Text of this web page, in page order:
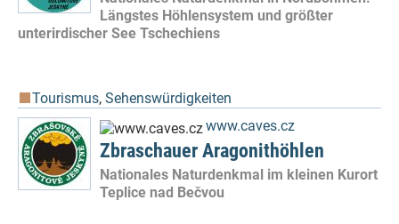
Längstes Höhlensystem und größter
unterirdischer See Tschechiens
Tourismus, Sehenswürdigkeiten
www.caves.cz
Zbraschauer Aragonithöhlen
Nationales Naturdenkmal im kleinen Kurort
Teplice nad Bečvou